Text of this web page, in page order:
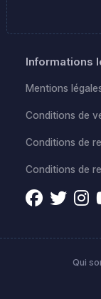
Informations
Mentions
Conditions de
Conditions de
Conditions de
Qui